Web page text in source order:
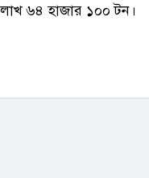
লাখ ৬৪ হাজার ১০০ টন।